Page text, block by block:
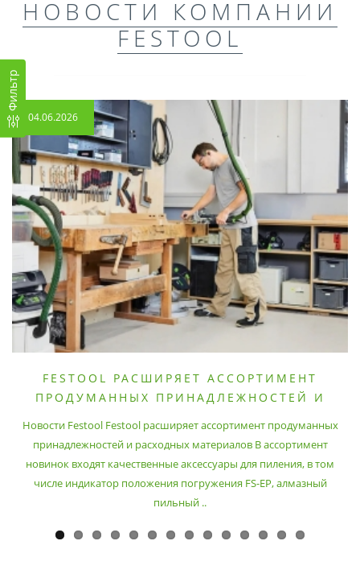
Фильтр
НОВОСТИ КОМПАНИИ
FESTOOL
04.06.2026
FESTOOL РАСШИРЯЕТ АССОРТИМЕНТ
ПРОДУМАННЫХ ПРИНАДЛЕЖНОСТЕЙ И
Новости Festool Festool расширяет ассортимент продуманных
принадлежностей и расходных материалов В ассортимент
новинок входят качественные аксессуары для пиления, в том
числе индикатор положения погружения FS-EP, алмазный
пильный ..